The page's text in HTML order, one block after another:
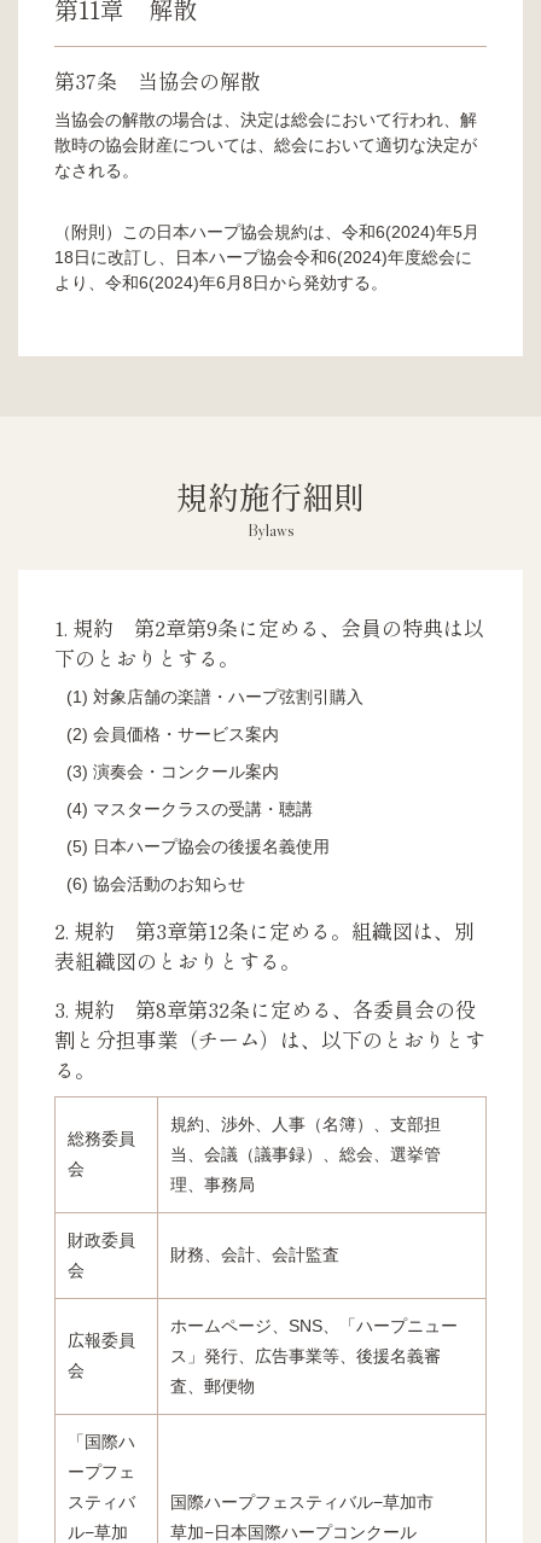
第11章 解散
第37条 当協会の解散
当協会の解散の場合は、決定は総会において行われ、解
散時の協会財産については、総会において適切な決定が
なされる。
（附則）この日本ハープ協会規約は、令和6(2024)年5月
18日に改訂し、日本ハープ協会令和6(2024)年度総会に
より、令和6(2024)年6月8日から発効する。
規約施行細則
Bylaws
1. 規約 第2章第9条に定める、会員の特典は以
下のとおりとする。
対象店舗の楽譜・ハープ弦割引購入
会員価格・サービス案内
演奏会・コンクール案内
マスタークラスの受講・聴講
日本ハープ協会の後援名義使用
協会活動のお知らせ
2. 規約 第3章第12条に定める。組織図は、別
表組織図のとおりとする。
3. 規約 第8章第32条に定める、各委員会の役
割と分担事業（チーム）は、以下のとおりとす
る。
総務委員
会
規約、渉外、人事（名簿）、支部担
当、会議（議事録）、総会、選挙管
理、事務局
財政委員
会
財務、会計、会計監査
広報委員
会
ホームページ、SNS、「ハープニュー
ス」発行、広告事業等、後援名義審
査、郵便物
「国際ハ
ープフェ
スティバ
ル−草加
国際ハープフェスティバル−草加市
草加−日本国際ハープコンクール